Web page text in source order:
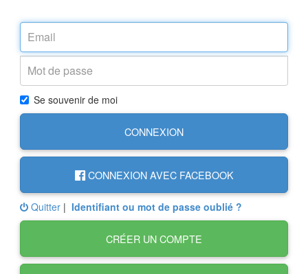
Se souvenir de moi
CONNEXION
CONNEXION AVEC FACEBOOK
Quitter | Identifiant ou mot de passe oublié ?
CRÉER UN COMPTE